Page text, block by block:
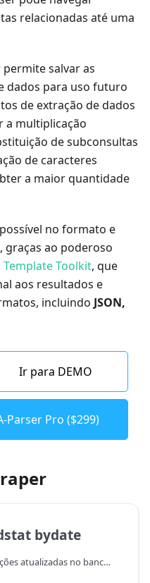
relacionadas até uma
salvar as
dados para uso futuro
de extração de dados
a multiplicação
de subconsultas
de caracteres
a maior quantidade
no formato e
graças ao poderoso
Template Toolkit, que
aos resultados e
incluindo JSON,
Ir para DEMO
Parser Pro ($299)
bydate
Usado para armazenar informações atualizadas no banco de dados e gera um csv com dados recentes a cada execução